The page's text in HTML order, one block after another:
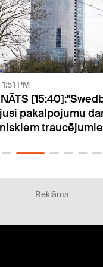
2:23 PM
kā valsts
ietekmē
Reklāma